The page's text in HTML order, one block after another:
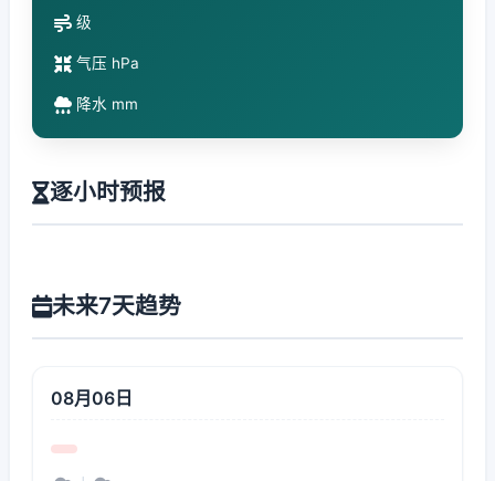
级
气压 hPa
降水 mm
逐小时预报
未来7天趋势
08月06日